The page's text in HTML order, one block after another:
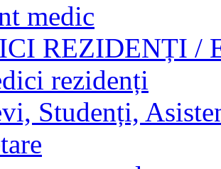
medic
REZIDENȚI /
rezidenți
Studenți,